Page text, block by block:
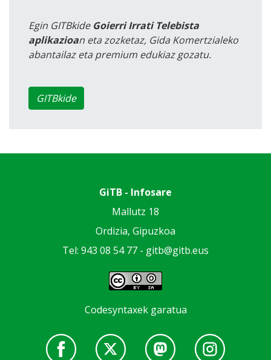
Egin GITBkide Goierri Irrati Telebista
aplikazioan eta zozketaz, Gida Komertzialeko
abantailaz eta premium edukiaz gozatu.
GITBkide
GiTB - Infosare
Mallutz 18
Ordizia, Gipuzkoa
Tel: 943 08 54 77 - gitb@gitb.eus
Codesyntaxek garatua